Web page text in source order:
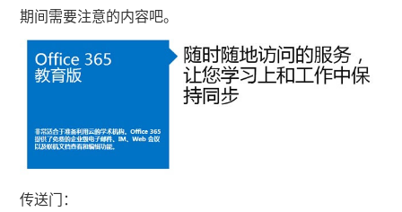
期间需要注意的内容吧。
传送门：